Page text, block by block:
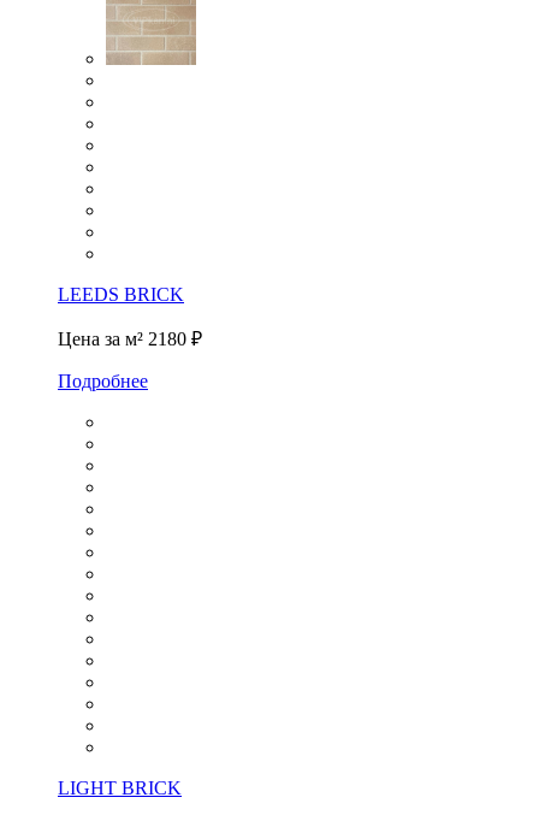
LEEDS BRICK
Цена за м² 2180 ₽
Подробнее
LIGHT BRICK